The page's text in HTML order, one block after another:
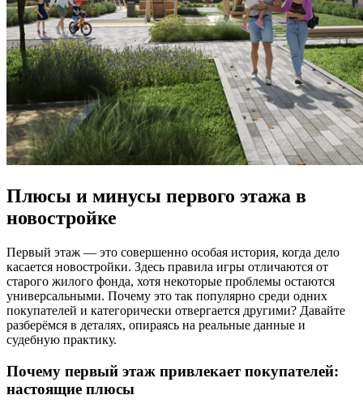
Плюсы и минусы первого этажа в
новостройке
Первый этаж — это совершенно особая история, когда дело
касается новостройки. Здесь правила игры отличаются от
старого жилого фонда, хотя некоторые проблемы остаются
универсальными. Почему это так популярно среди одних
покупателей и категорически отвергается другими? Давайте
разберёмся в деталях, опираясь на реальные данные и
судебную практику.
Почему первый этаж привлекает покупателей:
настоящие плюсы